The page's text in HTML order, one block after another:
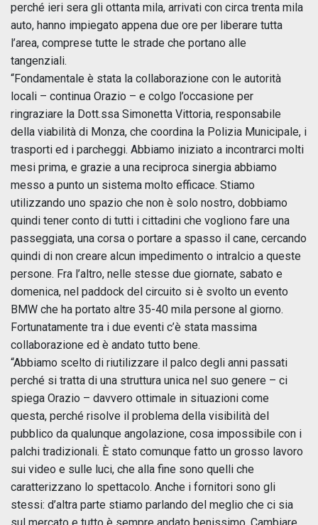
perché ieri sera gli ottanta mila, arrivati con circa trenta mila
auto, hanno impiegato appena due ore per liberare tutta
l’area, comprese tutte le strade che portano alle
tangenziali.
“Fondamentale è stata la collaborazione con le autorità
locali – continua Orazio – e colgo l’occasione per
ringraziare la Dott.ssa Simonetta Vittoria, responsabile
della viabilità di Monza, che coordina la Polizia Municipale, i
trasporti ed i parcheggi. Abbiamo iniziato a incontrarci molti
mesi prima, e grazie a una reciproca sinergia abbiamo
messo a punto un sistema molto efficace. Stiamo
utilizzando uno spazio che non è solo nostro, dobbiamo
quindi tener conto di tutti i cittadini che vogliono fare una
passeggiata, una corsa o portare a spasso il cane, cercando
quindi di non creare alcun impedimento o intralcio a queste
persone. Fra l’altro, nelle stesse due giornate, sabato e
domenica, nel paddock del circuito si è svolto un evento
BMW che ha portato altre 35-40 mila persone al giorno.
Fortunatamente tra i due eventi c’è stata massima
collaborazione ed è andato tutto bene.
“Abbiamo scelto di riutilizzare il palco degli anni passati
perché si tratta di una struttura unica nel suo genere – ci
spiega Orazio – davvero ottimale in situazioni come
questa, perché risolve il problema della visibilità del
pubblico da qualunque angolazione, cosa impossibile con i
palchi tradizionali. È stato comunque fatto un grosso lavoro
sui video e sulle luci, che alla fine sono quelli che
caratterizzano lo spettacolo. Anche i fornitori sono gli
stessi: d’altra parte stiamo parlando del meglio che ci sia